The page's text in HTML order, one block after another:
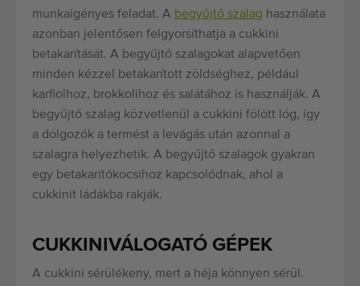
munkaigényes feladat. A begyűjtő szalag használata
azonban jelentősen felgyorsíthatja a cukkini
betakarítását. A begyűjtő szalagokat alapvetően
minden kézzel betakarított zöldséghez, például
karfiolhoz, brokkolihoz és salátához is használják. A
begyűjtő szalag közvetlenül a cukkini fölött lóg, így
a dolgozók a termést a levágás után azonnal a
szalagra helyezhetik. A begyűjtő szalagok gyakran
egy betakarítókocsihoz kapcsolódnak, ahol a
cukkinit ládákba rakják.
CUKKINIVÁLOGATÓ GÉPEK
A cukkini sérülékeny, mert a héja könnyen sérül.